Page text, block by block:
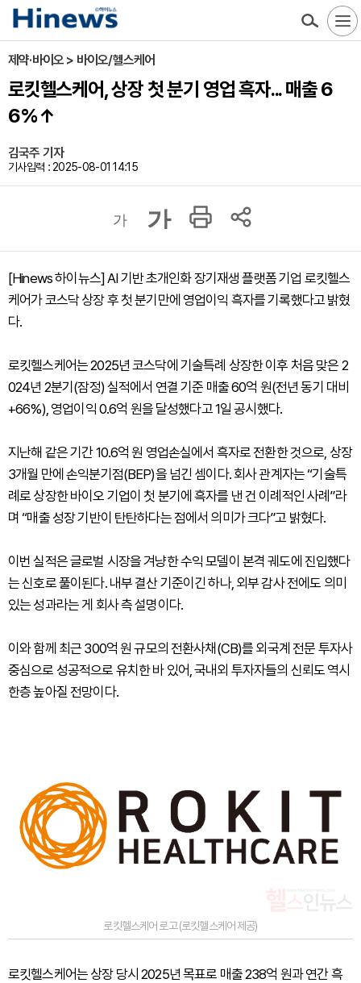
제약·바이오 > 바이오/헬스케어
로킷헬스케어, 상장 첫 분기 영업 흑자... 매출 6
6%↑
김국주 기자
기사입력 : 2025-08-01 14:15
가 가
[Hinews 하이뉴스] AI 기반 초개인화 장기재생 플랫폼 기업 로킷헬스
케어가 코스닥 상장 후 첫 분기만에 영업이익 흑자를 기록했다고 밝혔
다.
로킷헬스케어는 2025년 코스닥에 기술특례 상장한 이후 처음 맞은 2
024년 2분기(잠정) 실적에서 연결 기준 매출 60억 원(전년 동기 대비
+66%), 영업이익 0.6억 원을 달성했다고 1일 공시했다.
지난해 같은 기간 10.6억 원 영업손실에서 흑자로 전환한 것으로, 상장
3개월 만에 손익분기점(BEP)을 넘긴 셈이다. 회사 관계자는 “기술특
례로 상장한 바이오 기업이 첫 분기에 흑자를 낸 건 이례적인 사례”라
며 “매출 성장 기반이 탄탄하다는 점에서 의미가 크다”고 밝혔다.
이번 실적은 글로벌 시장을 겨냥한 수익 모델이 본격 궤도에 진입했다
는 신호로 풀이된다. 내부 결산 기준이긴 하나, 외부 감사 전에도 의미
있는 성과라는 게 회사 측 설명이다.
이와 함께 최근 300억 원 규모의 전환사채(CB)를 외국계 전문 투자사
중심으로 성공적으로 유치한 바 있어, 국내외 투자자들의 신뢰도 역시
한층 높아질 전망이다.
로킷헬스케어 로고 (로킷헬스케어 제공)
로킷헬스케어는 상장 당시 2025년 목표로 매출 238억 원과 연간 흑